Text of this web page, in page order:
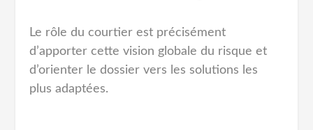
Le rôle du courtier est précisément
d’apporter cette vision globale du risque et
d’orienter le dossier vers les solutions les
plus adaptées.